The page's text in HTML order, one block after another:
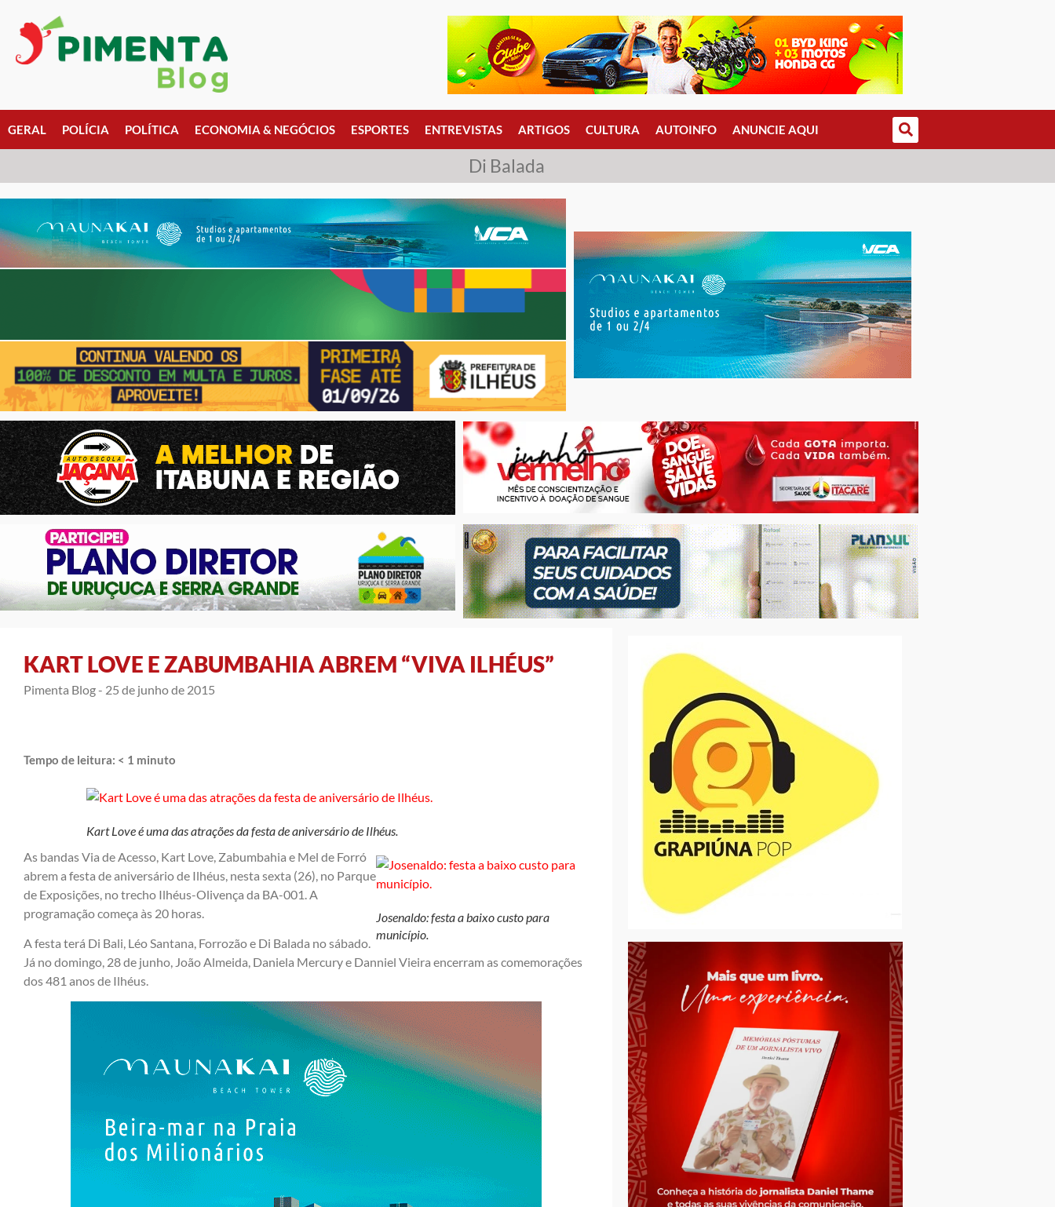
GERAL POLÍCIA POLÍTICA ECONOMIA & NEGÓCIOS ESPORTES ENTREVISTAS ARTIGOS CULTURA AUTOINFO ANUNCIE AQUI
Di Balada
KART LOVE E ZABUMBAHIA ABREM “VIVA ILHÉUS”
Pimenta Blog - 25 de junho de 2015
Tempo de leitura: < 1 minuto
Kart Love é uma das atrações da festa de aniversário de Ilhéus.
Josenaldo: festa a baixo custo para
município.
As bandas Via de Acesso, Kart Love, Zabumbahia e Mel de Forró
abrem a festa de aniversário de Ilhéus, nesta sexta (26), no Parque
de Exposições, no trecho Ilhéus-Olivença da BA-001. A
programação começa às 20 horas.
A festa terá Di Bali, Léo Santana, Forrozão e Di Balada no sábado.
Já no domingo, 28 de junho, João Almeida, Daniela Mercury e Danniel Vieira encerram as comemorações
dos 481 anos de Ilhéus.